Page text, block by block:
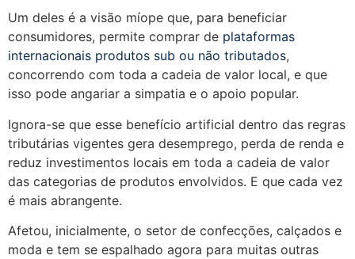
Um deles é a visão míope que, para beneficiar
consumidores, permite comprar de plataformas
internacionais produtos sub ou não tributados,
concorrendo com toda a cadeia de valor local, e que
isso pode angariar a simpatia e o apoio popular.
Ignora-se que esse benefício artificial dentro das regras
tributárias vigentes gera desemprego, perda de renda e
reduz investimentos locais em toda a cadeia de valor
das categorias de produtos envolvidos. E que cada vez
é mais abrangente.
Afetou, inicialmente, o setor de confecções, calçados e
moda e tem se espalhado agora para muitas outras